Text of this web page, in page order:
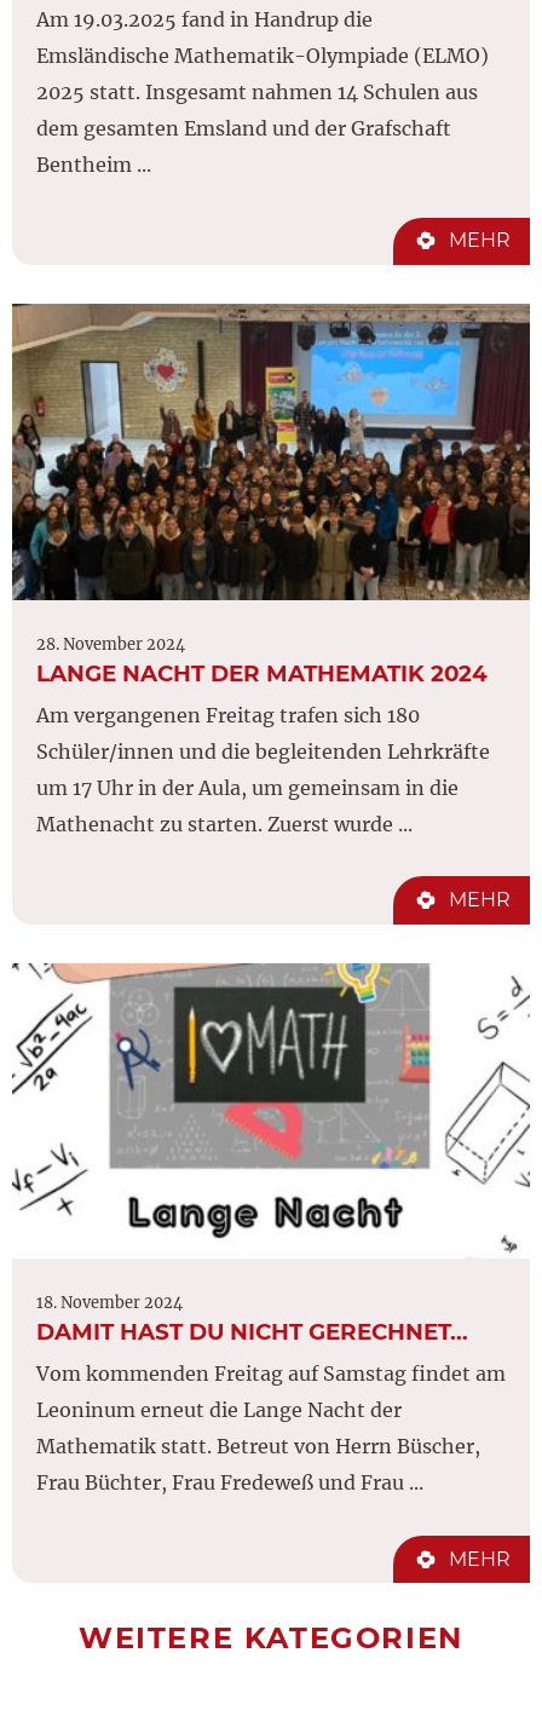
Am 19.03.2025 fand in Handrup die
Emsländische Mathematik-Olympiade (ELMO)
2025 statt. Insgesamt nahmen 14 Schulen aus
dem gesamten Emsland und der Grafschaft
Bentheim ...
MEHR
28. November 2024
LANGE NACHT DER MATHEMATIK 2024
Am vergangenen Freitag trafen sich 180
Schüler/innen und die begleitenden Lehrkräfte
um 17 Uhr in der Aula, um gemeinsam in die
Mathenacht zu starten. Zuerst wurde ...
MEHR
18. November 2024
DAMIT HAST DU NICHT GERECHNET…
Vom kommenden Freitag auf Samstag findet am
Leoninum erneut die Lange Nacht der
Mathematik statt. Betreut von Herrn Büscher,
Frau Büchter, Frau Fredeweß und Frau ...
MEHR
WEITERE KATEGORIEN